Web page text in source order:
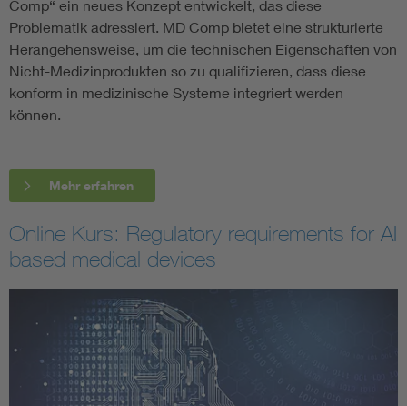
Comp“ ein neues Konzept entwickelt, das diese
Problematik adressiert. MD Comp bietet eine strukturierte
Herangehensweise, um die technischen Eigenschaften von
Nicht-Medizinprodukten so zu qualifizieren, dass diese
konform in medizinische Systeme integriert werden
können.
Mehr erfahren
Online Kurs: Regulatory requirements for AI
based medical devices